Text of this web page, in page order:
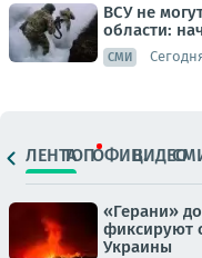
ВСУ не
области:
СМИ
ЛЕНТАТОПОФИЦ.ВИДЕО
«Герани»
фиксируют
Украины